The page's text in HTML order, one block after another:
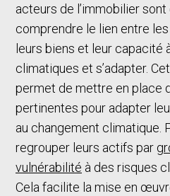
acteurs de l’immobilier
comprendre le lien entre
leurs biens et leur capacité
climatiques et s’adapter.
permet de mettre en place
pertinentes pour adapter
au changement climatique.
regrouper leurs actifs par
vulnérabilité à des risques
Cela facilite la mise en